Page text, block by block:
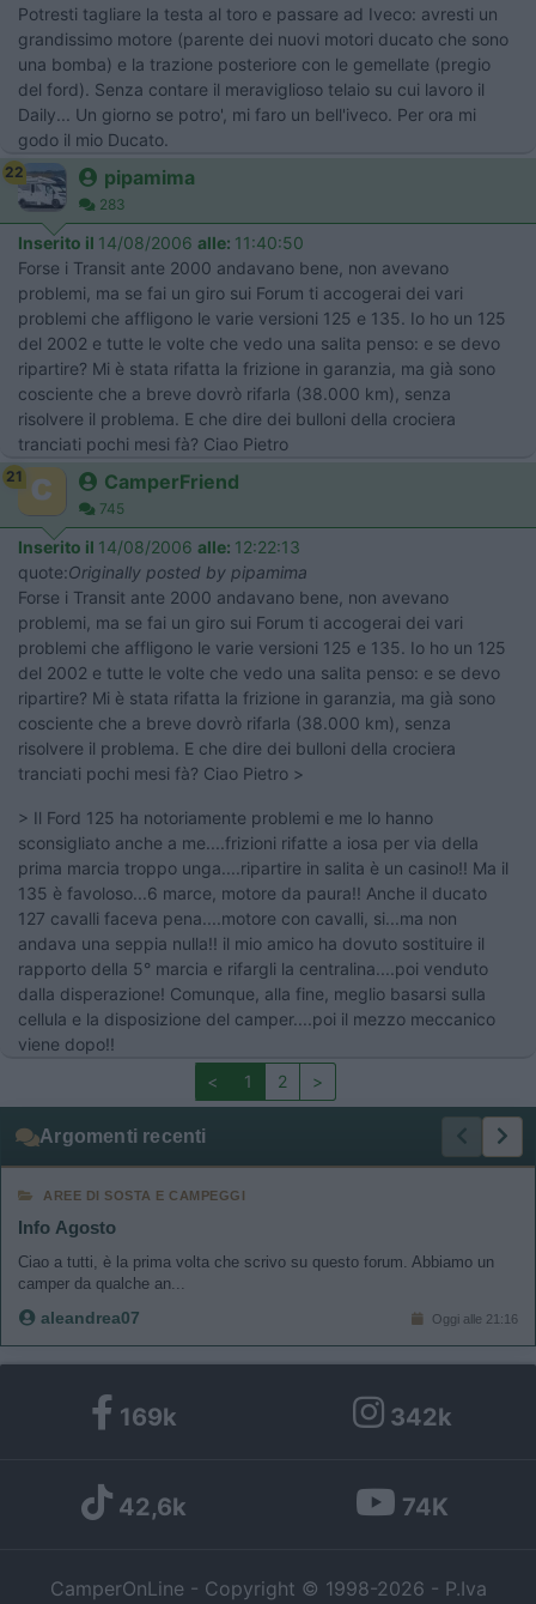
Potresti tagliare la testa al toro e passare ad Iveco: avresti un
grandissimo motore (parente dei nuovi motori ducato che sono
una bomba) e la trazione posteriore con le gemellate (pregio
del ford). Senza contare il meraviglioso telaio su cui lavoro il
Daily... Un giorno se potro', mi faro un bell'iveco. Per ora mi
godo il mio Ducato.
22 pipamima
283
Inserito il 14/08/2006 alle: 11:40:50
Forse i Transit ante 2000 andavano bene, non avevano
problemi, ma se fai un giro sui Forum ti accogerai dei vari
problemi che affligono le varie versioni 125 e 135. Io ho un 125
del 2002 e tutte le volte che vedo una salita penso: e se devo
ripartire? Mi è stata rifatta la frizione in garanzia, ma già sono
cosciente che a breve dovrò rifarla (38.000 km), senza
risolvere il problema. E che dire dei bulloni della crociera
tranciati pochi mesi fà? Ciao Pietro
21 CamperFriend
745
Inserito il 14/08/2006 alle: 12:22:13
quote:Originally posted by pipamima
Forse i Transit ante 2000 andavano bene, non avevano
problemi, ma se fai un giro sui Forum ti accogerai dei vari
problemi che affligono le varie versioni 125 e 135. Io ho un 125
del 2002 e tutte le volte che vedo una salita penso: e se devo
ripartire? Mi è stata rifatta la frizione in garanzia, ma già sono
cosciente che a breve dovrò rifarla (38.000 km), senza
risolvere il problema. E che dire dei bulloni della crociera
tranciati pochi mesi fà? Ciao Pietro >
> Il Ford 125 ha notoriamente problemi e me lo hanno
sconsigliato anche a me....frizioni rifatte a iosa per via della
prima marcia troppo unga....ripartire in salita è un casino!! Ma il
135 è favoloso...6 marce, motore da paura!! Anche il ducato
127 cavalli faceva pena....motore con cavalli, si...ma non
andava una seppia nulla!! il mio amico ha dovuto sostituire il
rapporto della 5° marcia e rifargli la centralina....poi venduto
dalla disperazione! Comunque, alla fine, meglio basarsi sulla
cellula e la disposizione del camper....poi il mezzo meccanico
viene dopo!!
<
1 2 >
Argomenti recenti
AREE DI SOSTA E CAMPEGGI
Info Agosto
Ciao a tutti, è la prima volta che scrivo su questo forum. Abbiamo un
camper da qualche an...
aleandrea07 Oggi alle 21:16
169k 342k
42,6k 74K
CamperOnLine - Copyright © 1998-2026 - P.Iva